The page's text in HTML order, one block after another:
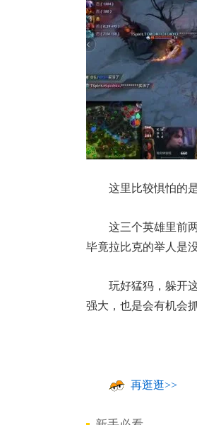
这里比较惧怕的
这三个英雄里前
毕竟拉比克的举人是
玩好猛犸，躲开
强大，也是会有机会
再逛逛>>